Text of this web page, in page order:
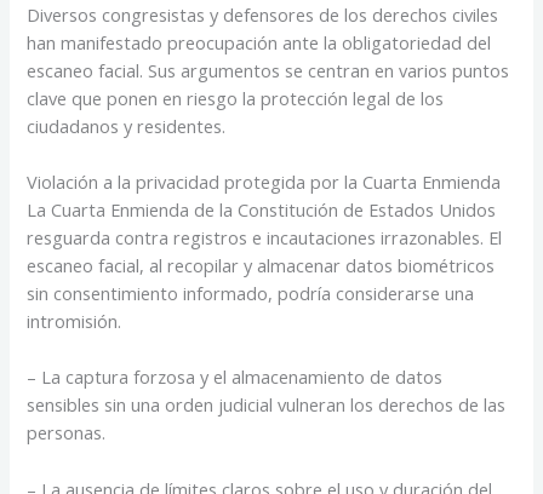
Diversos congresistas y defensores de los derechos civiles
han manifestado preocupación ante la obligatoriedad del
escaneo facial. Sus argumentos se centran en varios puntos
clave que ponen en riesgo la protección legal de los
ciudadanos y residentes.
Violación a la privacidad protegida por la Cuarta Enmienda
La Cuarta Enmienda de la Constitución de Estados Unidos
resguarda contra registros e incautaciones irrazonables. El
escaneo facial, al recopilar y almacenar datos biométricos
sin consentimiento informado, podría considerarse una
intromisión.
– La captura forzosa y el almacenamiento de datos
sensibles sin una orden judicial vulneran los derechos de las
personas.
– La ausencia de límites claros sobre el uso y duración del